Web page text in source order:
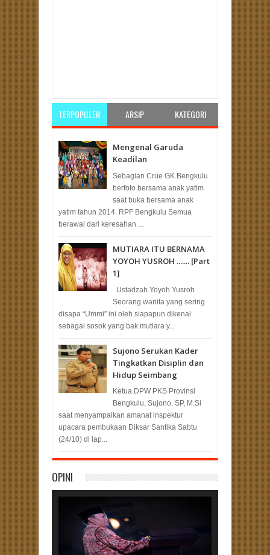
TERPOPULER ARSIP KATEGORI
Mengenal Garuda
Keadilan
Sebagian Crue GK Bengkulu
berfoto bersama anak yatim
saat buka bersama anak
yatim tahun 2014. RPF Bengkulu Semua
berawal dari keresahan ...
MUTIARA ITU BERNAMA
YOYOH YUSROH ....... [Part
1]
Ustadzah Yoyoh Yusroh
Seorang wanita yang sering
disapa “Ummi” ini oleh siapapun dikenal
sebagai sosok yang bak mutiara y...
Sujono Serukan Kader
Tingkatkan Disiplin dan
Hidup Seimbang
Ketua DPW PKS Provinsi
Bengkulu, Sujono, SP, M.Si
saat menyampaikan amanat inspektur
upacara pembukaan Diksar Santika Sabtu
(24/10) di lap...
OPINI